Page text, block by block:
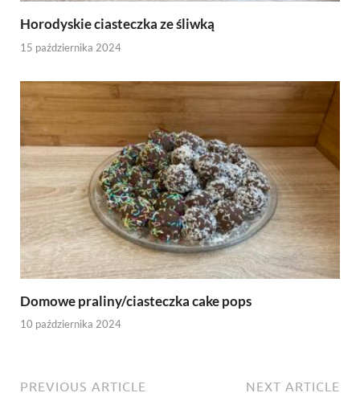
Horodyskie ciasteczka ze śliwką
15 października 2024
Domowe praliny/ciasteczka cake pops
10 października 2024
PREVIOUS ARTICLE NEXT ARTICLE